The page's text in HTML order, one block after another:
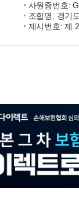
사원증번호:
조합명: 경기
제시번호: 제